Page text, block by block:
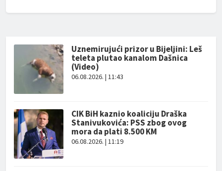
Uznemirujući prizor u Bijeljini: Leš
teleta plutao kanalom Dašnica
(Video)
06.08.2026. | 11:43
CIK BiH kaznio koaliciju Draška
Stanivukovića: PSS zbog ovog
mora da plati 8.500 KM
06.08.2026. | 11:19